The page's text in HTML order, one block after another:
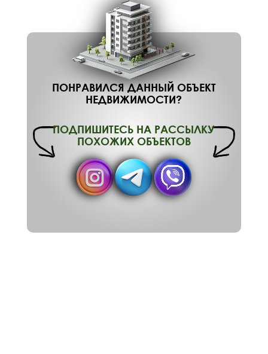
ПОНРАВИЛСЯ ДАННЫЙ ОБЪЕКТ
НЕДВИЖИМОСТИ?
ПОДПИШИТЕСЬ НА РАССЫЛКУ
ПОХОЖИХ ОБЪЕКТОВ